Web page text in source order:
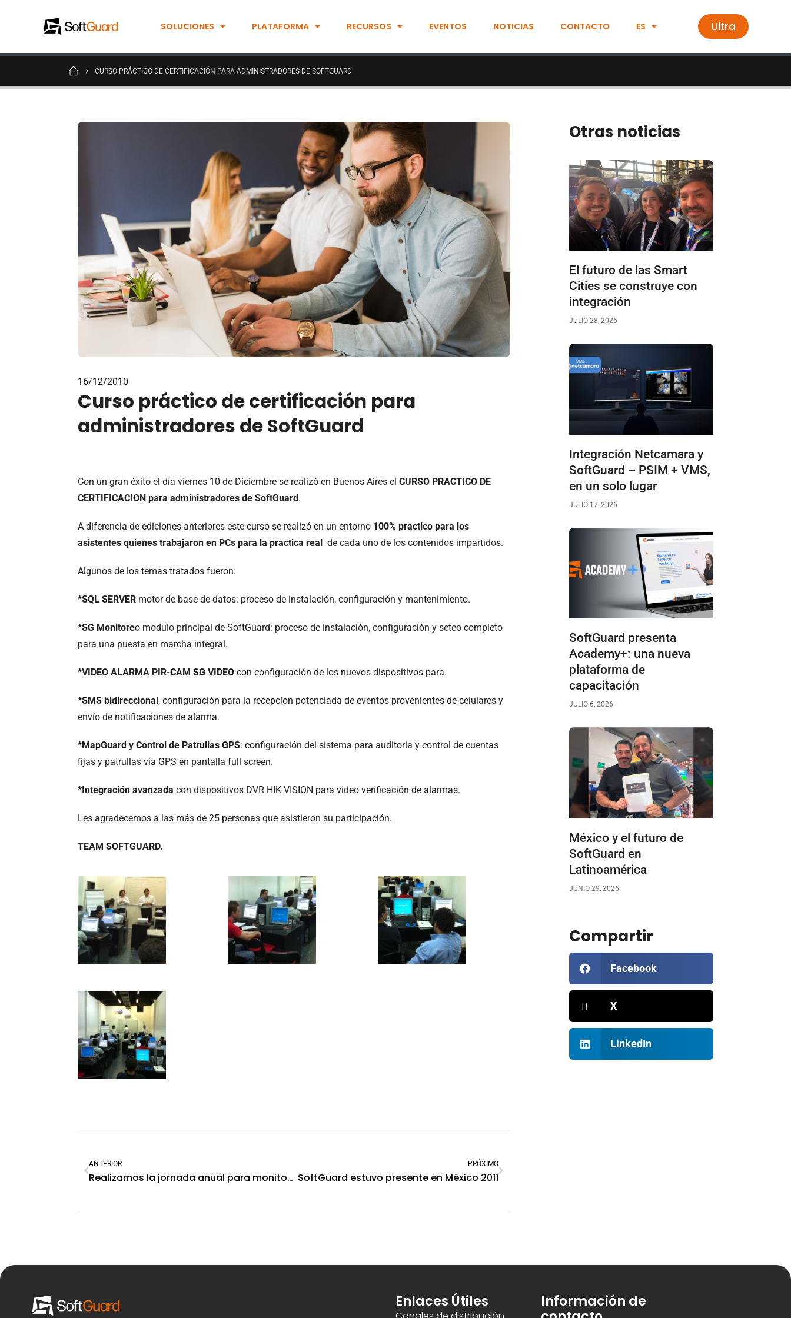
SOLUCIONES PLATAFORMA RECURSOS EVENTOS NOTICIAS CONTACTO ES Ultra
CURSO PRÁCTICO DE CERTIFICACIÓN PARA ADMINISTRADORES DE SOFTGUARD
16/12/2010
Curso práctico de certificación para
administradores de SoftGuard
Con un gran éxito el día viernes 10 de Diciembre se realizó en Buenos Aires el CURSO PRACTICO DE
CERTIFICACION para administradores de SoftGuard.
A diferencia de ediciones anteriores este curso se realizó en un entorno 100% practico para los
asistentes quienes trabajaron en PCs para la practica real de cada uno de los contenidos impartidos.
Algunos de los temas tratados fueron:
*SQL SERVER motor de base de datos: proceso de instalación, configuración y mantenimiento.
*SG Monitoreo modulo principal de SoftGuard: proceso de instalación, configuración y seteo completo
para una puesta en marcha integral.
*VIDEO ALARMA PIR-CAM SG VIDEO con configuración de los nuevos dispositivos para.
*SMS bidireccional, configuración para la recepción potenciada de eventos provenientes de celulares y
envío de notificaciones de alarma.
*MapGuard y Control de Patrullas GPS: configuración del sistema para auditoria y control de cuentas
fijas y patrullas vía GPS en pantalla full screen.
*Integración avanzada con dispositivos DVR HIK VISION para video verificación de alarmas.
Les agradecemos a las más de 25 personas que asistieron su participación.
TEAM SOFTGUARD.
ANTERIOR
Realizamos la jornada anual para monitoreo de alarmas en Buenos Aires
PRÓXIMO
SoftGuard estuvo presente en México 2011
Otras noticias
El futuro de las Smart
Cities se construye con
integración
JULIO 28, 2026
Integración Netcamara y
SoftGuard – PSIM + VMS,
en un solo lugar
JULIO 17, 2026
SoftGuard presenta
Academy+: una nueva
plataforma de
capacitación
JULIO 6, 2026
México y el futuro de
SoftGuard en
Latinoamérica
JUNIO 29, 2026
Compartir
Facebook
X
LinkedIn
Enlaces Útiles
Información de